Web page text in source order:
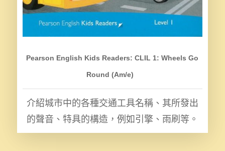
Pearson English Kids Readers: CLIL 1: Wheels Go
Round (Am/e)
介紹城市中的各種交通工具名稱、其所發出
的聲音、特具的構造，例如引擎、雨刷等。